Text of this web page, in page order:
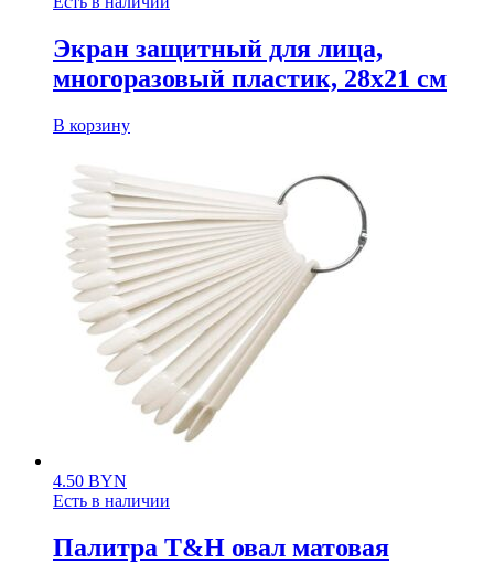
Экран защитный для лица,
многоразовый пластик, 28х21 см
В корзину
4.50 BYN
Есть в наличии
Палитра T&H овал матовая